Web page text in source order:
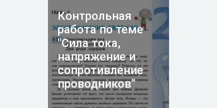
Контрольная
работа по теме
"Сила тока,
напряжение и
сопротивление
проводников"